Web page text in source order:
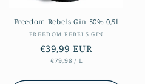
Freedom Rebels Gin 50% 0,5l
Anbieter:
FREEDOM REBELS GIN
Normaler
Preis
€39,99 EUR
STÜCKPREIS
€79,98 / PRO
L